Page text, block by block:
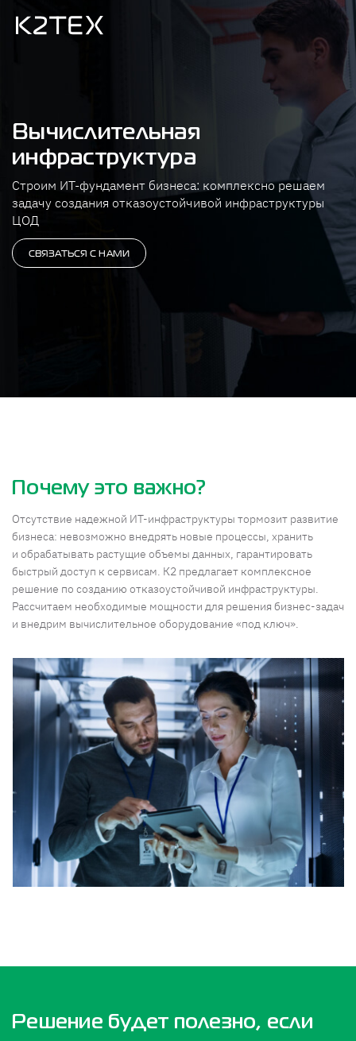
Вычислительная
инфраструктура
Строим ИТ-фундамент бизнеса: комплексно решаем
задачу создания отказоустойчивой инфраструктуры
ЦОД
СВЯЗАТЬСЯ С НАМИ
Почему это важно?
Отсутствие надежной ИТ-инфраструктуры тормозит развитие
бизнеса: невозможно внедрять новые процессы, хранить
и обрабатывать растущие объемы данных, гарантировать
быстрый доступ к сервисам. К2 предлагает комплексное
решение по созданию отказоустойчивой инфраструктуры.
Рассчитаем необходимые мощности для решения бизнес-задач
и внедрим вычислительное оборудование «под ключ».
Решение будет полезно, если